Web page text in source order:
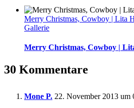
Merry Christmas, Cowboy | Lita
Gallerie
Merry Christmas, Cowboy |
30 Kommentare
Mone P. 22. November 2013 um